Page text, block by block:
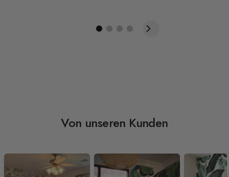
Von unseren Kunden